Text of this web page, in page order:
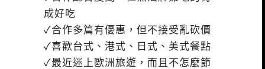
成好吃
✓合作多篇有優惠，但不接受亂砍價
✓喜歡台式、港式、日式、美式餐點
✓最近迷上歐洲旅遊，而且不怎麼節